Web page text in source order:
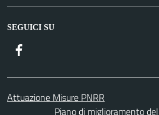
SEGUICI SU
Attuazione Misure PNRR
Piano di miglioramento